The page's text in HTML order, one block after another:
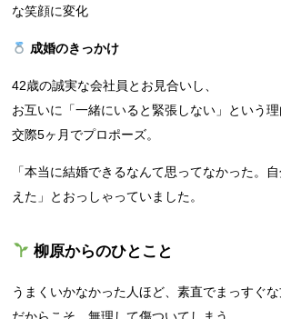
な笑顔に変化
成婚のきっかけ
42歳の誠実な会社員とお見合いし、
お互いに「一緒にいると緊張しない」という理
交際5ヶ月でプロポーズ。
「本当に結婚できるなんて思ってなかった。
えた」とおっしゃっていました。
柳原からのひとこと
うまくいかなかった人ほど、素直でまっすぐな